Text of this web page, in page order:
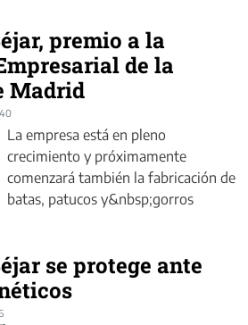
premio a la
de la
Madrid
La empresa está en pleno
crecimiento y próximamente
comenzará también la fabricación de
batas, patucos y&nbsp;gorros
se protege ante